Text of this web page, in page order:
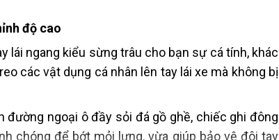
độ cao
lái ngang kiểu sừng trâu cho bạn sự cá tính, khác
các vật dụng cá nhân lên tay lái xe mà không bị
đường ngoại ô đầy sỏi đá gồ ghề, chiếc ghi đông
chóng để bớt mỏi lưng, vừa giúp bảo vệ đôi tay